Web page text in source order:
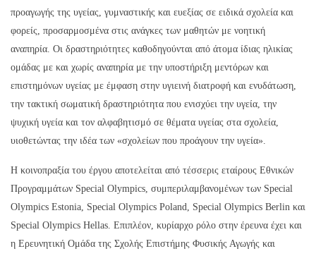
προαγωγής της υγείας, γυμναστικής και ευεξίας σε ειδικά σχολεία και
φορείς, προσαρμοσμένα στις ανάγκες των μαθητών με νοητική
αναπηρία. Οι δραστηριότητες καθοδηγούνται από άτομα ίδιας ηλικίας
ομάδας με και χωρίς αναπηρία με την υποστήριξη μεντόρων και
επιστημόνων υγείας με έμφαση στην υγιεινή διατροφή και ενυδάτωση,
την τακτική σωματική δραστηριότητα που ενισχύει την υγεία, την
ψυχική υγεία και τον αλφαβητισμό σε θέματα υγείας στα σχολεία,
υιοθετώντας την ιδέα των «σχολείων που προάγουν την υγεία».
Η κοινοπραξία του έργου αποτελείται από τέσσερις εταίρους Εθνικών
Προγραμμάτων Special Olympics, συμπεριλαμβανομένων των Special
Olympics Estonia, Special Olympics Poland, Special Olympics Berlin και
Special Olympics Hellas. Επιπλέον, κυρίαρχο ρόλο στην έρευνα έχει και
η Ερευνητική Ομάδα της Σχολής Επιστήμης Φυσικής Αγωγής και